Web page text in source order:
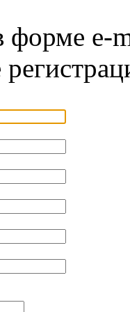
форме e-